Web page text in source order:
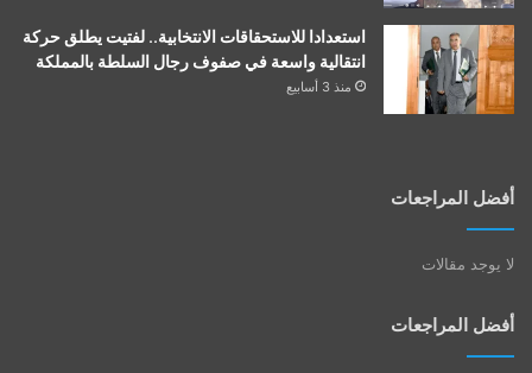
استعدادا للاستحقاقات الانتخابية.. لفتيت يطلق حركة
انتقالية واسعة في صفوف رجال السلطة بالمملكة
منذ 3 أسابيع
أفضل المراجعات
لا يوجد مقالات
أفضل المراجعات